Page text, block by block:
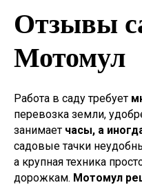
Отзывы
Мотомул
Работа в саду требует
перевозка земли,
занимает часы, а
садовые тачки
а крупная техника
дорожкам. Мотомул